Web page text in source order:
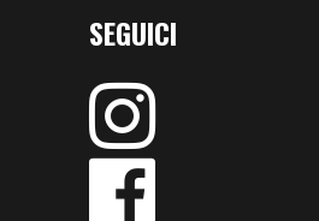
SEGUICI